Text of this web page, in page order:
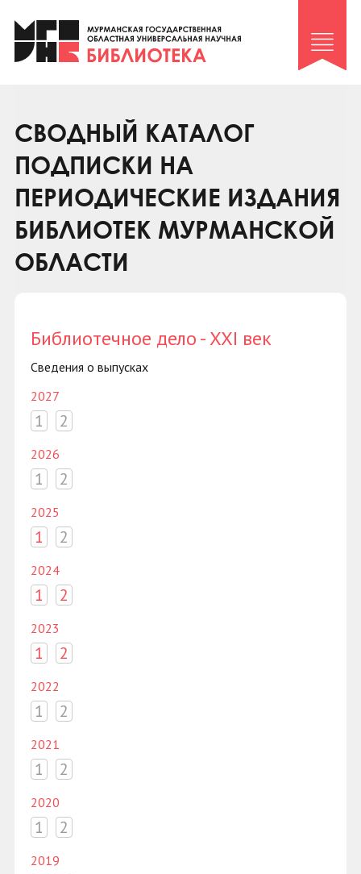
Клуб «Гиря и сельдерей»
Клуб «Семейный архив»
Коллегам
Контакты
СВОДНЫЙ КАТАЛОГ
ПОДПИСКИ НА
ПЕРИОДИЧЕСКИЕ ИЗДАНИЯ
БИБЛИОТЕК МУРМАНСКОЙ
ОБЛАСТИ
Библиотечное дело - XXI век
Сведения о выпусках
2027
1 2
2026
1 2
2025
1 2
2024
1 2
2023
1 2
2022
1 2
2021
1 2
2020
1 2
2019